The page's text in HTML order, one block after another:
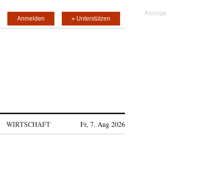
» Unterstützen
Anmelden
WIRTSCHAFT Fr, 7. Aug 2026